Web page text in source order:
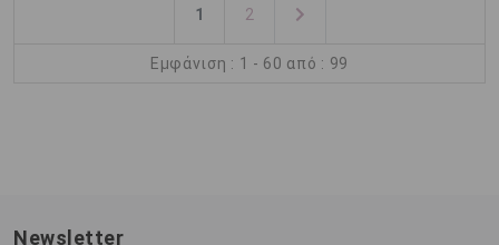
1 2
Εμφάνιση : 1 - 60 από : 99
Newsletter